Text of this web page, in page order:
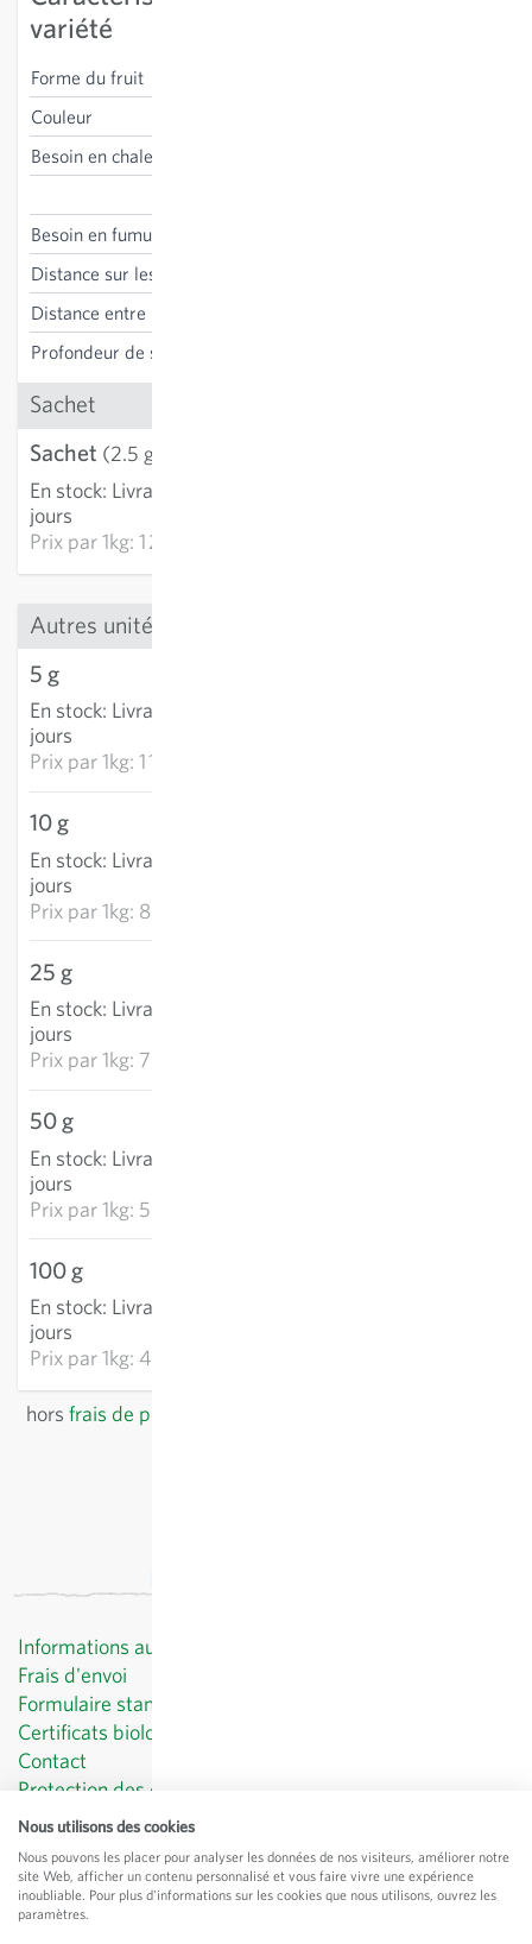
variété
Forme du fruit
Couleur
Besoin en chaleur
Besoin en fumure
Distance sur les lignes
Distance entre les lignes
Profondeur de semis
Sachet
Sachet (2.5 g)
En stock: Livraison 3-5
jours
Prix par1kg: 1 284,00 €
Autres unités
5 g
En stock: Livraison 3-5
jours
Prix par1kg: 1 134,20 €
10 g
En stock: Livraison 3-5
jours
Prix par1kg: 882,75 €
25 g
En stock: Livraison 3-5
jours
Prix par1kg: 706,20 €
50 g
En stock: Livraison 3-5
jours
Prix par1kg: 563,89 €
100 g
En stock: Livraison 3-5
jours
Prix par1kg: 451,54 €
hors frais de port
Informations au client
Frais d'envoi
Formulaire standard de révocation
Certificats biologiques
Contact
Protection des données
CGV
Mentions légales
© Sativa Biosaatgut GmbH
Nous utilisons des cookies
Nous pouvons les placer pour analyser les données de nos visiteurs, améliorer notre
site Web, afficher un contenu personnalisé et vous faire vivre une expérience
inoubliable. Pour plus d'informations sur les cookies que nous utilisons, ouvrez les
paramètres.